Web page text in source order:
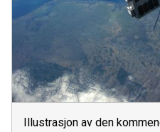
Illustrasjon av den